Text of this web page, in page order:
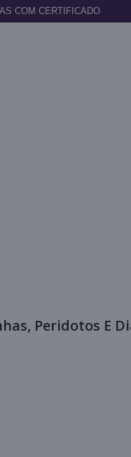
COM CERTIFICADO
Peridotos E